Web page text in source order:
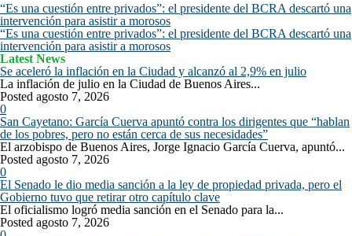
“Es una cuestión entre privados”: el presidente del BCRA descartó una
intervención para asistir a morosos
“Es una cuestión entre privados”: el presidente del BCRA descartó una
intervención para asistir a morosos
Latest News
Se aceleró la inflación en la Ciudad y alcanzó al 2,9% en julio
La inflación de julio en la Ciudad de Buenos Aires...
Posted agosto 7, 2026
0
San Cayetano: García Cuerva apuntó contra los dirigentes que “hablan
de los pobres, pero no están cerca de sus necesidades”
El arzobispo de Buenos Aires, Jorge Ignacio García Cuerva, apuntó...
Posted agosto 7, 2026
0
El Senado le dio media sanción a la ley de propiedad privada, pero el
Gobierno tuvo que retirar otro capítulo clave
El oficialismo logró media sanción en el Senado para la...
Posted agosto 7, 2026